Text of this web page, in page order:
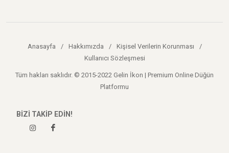
Anasayfa / Hakkımızda / Kişisel Verilerin Korunması
/
Kullanıcı Sözleşmesi
Tüm hakları saklıdır. © 2015-2022 Gelin İkon | Premium Online Düğün
Platformu
BİZİ TAKİP EDİN!